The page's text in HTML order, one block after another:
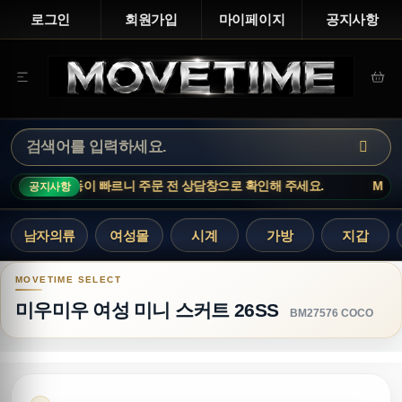
로그인 회원가입 마이페이지 공지사항
공지사항
재고 변동이 빠르니 주문 전 상담창으로 확인해 주세요.
남자의류 여성몰 시계 가방 지갑
미우미우 여성 미니 스커트 26SS
미우미우 여성 미니 스커트 26SS BM27576 COCO